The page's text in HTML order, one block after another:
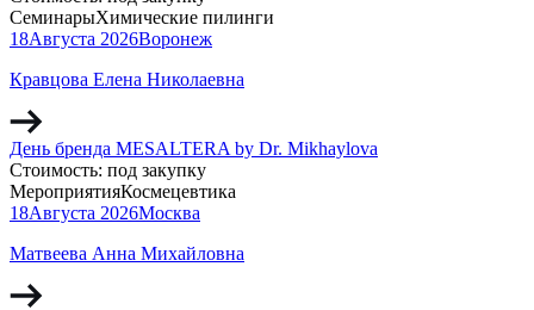
СеминарыХимические пилинги
18Августа 2026Воронеж
Кравцова Елена Николаевна
День бренда MESALTERA by Dr. Mikhaylova
Стоимость: под закупку
МероприятияКосмецевтика
18Августа 2026Москва
Матвеева Анна Михайловна